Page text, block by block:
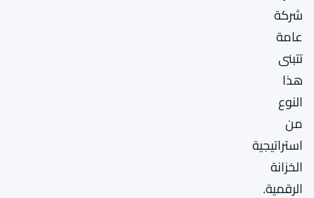
شركة
عامة
تتبنى
هذا
النوع
من
استراتيجية
الخزانة
الرقمية.